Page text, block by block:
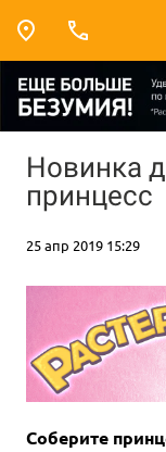
Новинка
принцесс
25 апр 2019 15:29
Соберите